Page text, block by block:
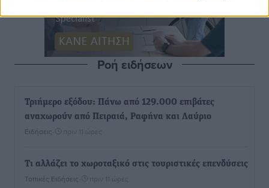
Ροή ειδήσεων
Τριήμερο εξόδου: Πάνω από 129.000 επιβάτες
αναχωρούν από Πειραιά, Ραφήνα και Λαύριο
Ειδήσεις πριν 11 ώρες
Τι αλλάζει το χωροταξικό στις τουριστικές επενδύσεις
Τοπικές Ειδήσεις πριν 11 ώρες